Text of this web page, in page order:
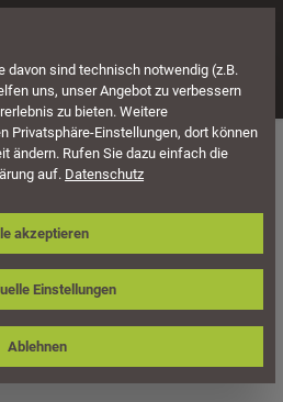
Rollenbreite
davon sind technisch notwendig (z.B.
uns, unser Angebot zu verbessern
zu bieten. Weitere
Privatsphäre-Einstellungen, dort können
ändern. Rufen Sie dazu einfach die
auf. Datenschutz
Einstellungen
Ablehnen
akzeptieren